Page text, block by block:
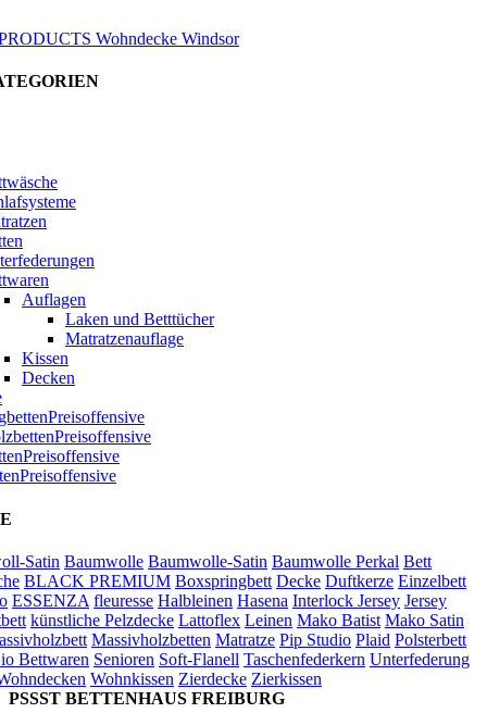
Wohndecke Windsor
Auflagen
Laken und Betttücher
Matratzenauflage
Kissen
Decken
Satin Baumwolle Baumwolle-Satin Baumwolle Perkal Bett
BLACK PREMIUM Boxspringbett Decke Duftkerze Einzelbett
ESSENZA fleuresse Halbleinen Hasena Interlock Jersey Jersey
künstliche Pelzdecke Lattoflex Leinen Mako Batist Mako Satin
Massivholzbetten Matratze Pip Studio Plaid Polsterbett
Bettwaren Senioren Soft-Flanell Taschenfederkern Unterfederung
Wohnkissen Zierdecke Zierkissen
PSSST BETTENHAUS FREIBURG